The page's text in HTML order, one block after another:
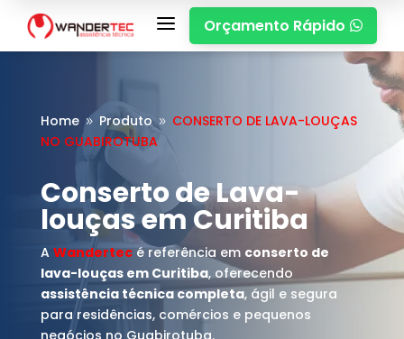
a Orçamento Rápido 
Home 9 Produto 9 CONSERTO DE LAVA-LOUÇAS
NO GUABIROTUBA
Conserto de Lava-
louças em Curitiba
A Wandertecé referência em conserto de
lava-louças em Curitiba, oferecendo
assistência técnica completa, ágil e segura
para residências, comércios e pequenos
negócios no Guabirotuba.